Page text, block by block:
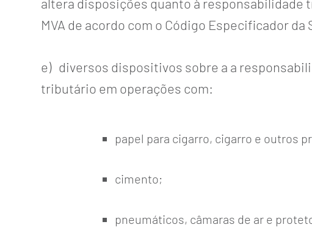
MVA de acordo com o Código Especificador
e) diversos dispositivos sobre a a
tributário em operações com:
papel para cigarro, cigarro e outros
cimento;
pneumáticos, câmaras de ar e